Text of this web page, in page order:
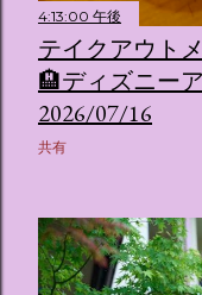
4:13:00 午後
テイクアウト
🏨ディズニー
2026/07/16
共有